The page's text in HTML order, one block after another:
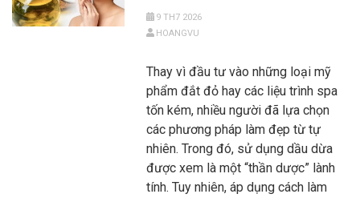
9 TH7 2026
HOANGVU
Thay vì đầu tư vào những loại mỹ
phẩm đắt đỏ hay các liệu trình spa
tốn kém, nhiều người đã lựa chọn
các phương pháp làm đẹp từ tự
nhiên. Trong đó, sử dụng dầu dừa
được xem là một “thần dược” lành
tính. Tuy nhiên, áp dụng cách làm